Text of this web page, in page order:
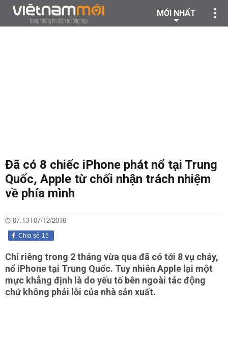
MỚI NHẤT
Đã có 8 chiếc iPhone phát nổ tại Trung
Quốc, Apple từ chối nhận trách nhiệm
về phía mình
07:13 | 07/12/2016
15
Chia sẻ
Chỉ riêng trong 2 tháng vừa qua đã có tới 8 vụ cháy,
nổ iPhone tại Trung Quốc. Tuy nhiên Apple lại một
mực khẳng định là do yếu tố bên ngoài tác động
chứ không phải lỗi của nhà sản xuất.